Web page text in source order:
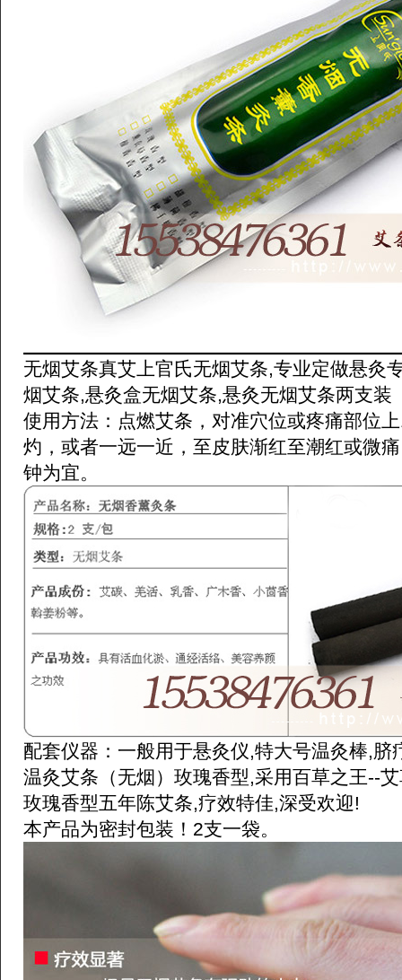
无烟艾条真艾上官氏无烟艾条,专业定做悬灸
烟艾条,悬灸盒无烟艾条,悬灸无烟艾条两支装
使用方法：点燃艾条，对准穴位或疼痛部位
灼，或者一远一近，至皮肤渐红至潮红或微
钟为宜。
配套仪器：一般用于悬灸仪,特大号温灸棒,脐
温灸艾条（无烟）玫瑰香型,采用百草之王--
玫瑰香型五年陈艾条,疗效特佳,深受欢迎!
本产品为密封包装！2支一袋。